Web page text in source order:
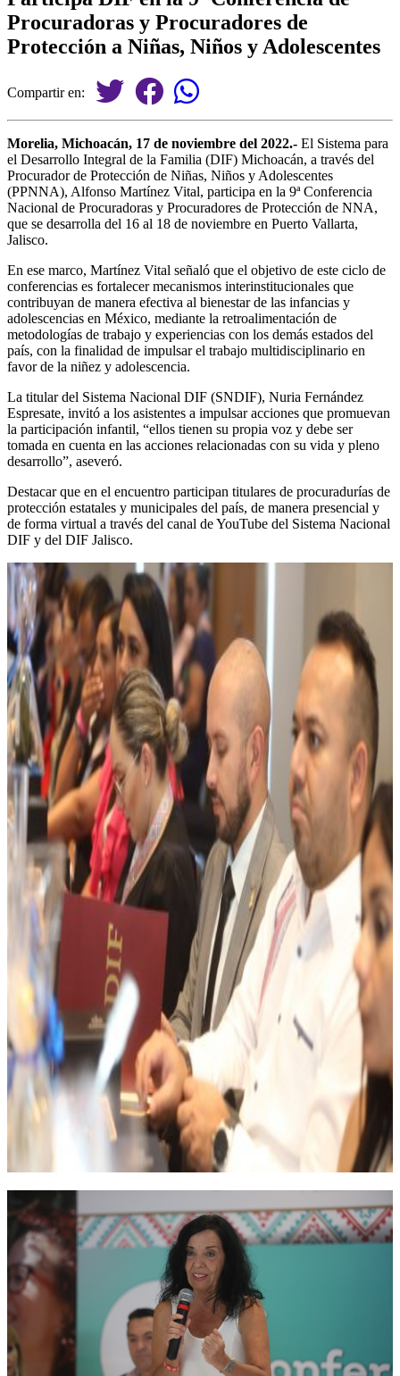
Procuradoras y Procuradores de
Protección a Niñas, Niños y Adolescentes
Compartir en:
Morelia, Michoacán, 17 de noviembre del 2022.- El Sistema para
el Desarrollo Integral de la Familia (DIF) Michoacán, a través del
Procurador de Protección de Niñas, Niños y Adolescentes
(PPNNA), Alfonso Martínez Vital, participa en la 9ª Conferencia
Nacional de Procuradoras y Procuradores de Protección de NNA,
que se desarrolla del 16 al 18 de noviembre en Puerto Vallarta,
Jalisco.
En ese marco, Martínez Vital señaló que el objetivo de este ciclo de
conferencias es fortalecer mecanismos interinstitucionales que
contribuyan de manera efectiva al bienestar de las infancias y
adolescencias en México, mediante la retroalimentación de
metodologías de trabajo y experiencias con los demás estados del
país, con la finalidad de impulsar el trabajo multidisciplinario en
favor de la niñez y adolescencia.
La titular del Sistema Nacional DIF (SNDIF), Nuria Fernández
Espresate, invitó a los asistentes a impulsar acciones que promuevan
la participación infantil, “ellos tienen su propia voz y debe ser
tomada en cuenta en las acciones relacionadas con su vida y pleno
desarrollo”, aseveró.
Destacar que en el encuentro participan titulares de procuradurías de
protección estatales y municipales del país, de manera presencial y
de forma virtual a través del canal de YouTube del Sistema Nacional
DIF y del DIF Jalisco.